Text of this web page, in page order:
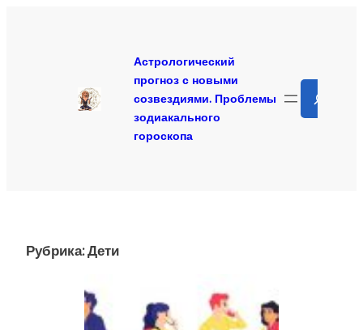
Астрологический
прогноз с новыми
созвездиями. Проблемы
зодиакального
гороскопа
Рубрика:Дети